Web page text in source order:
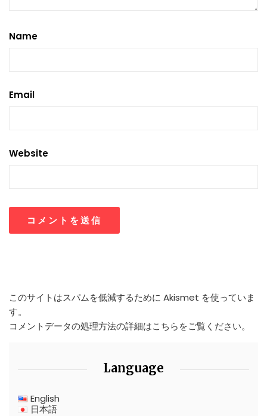
Name
Email
Website
このサイトはスパムを低減するために Akismet を使っていま
す。
コメントデータの処理方法の詳細はこちらをご覧ください。
Language
English
日本語